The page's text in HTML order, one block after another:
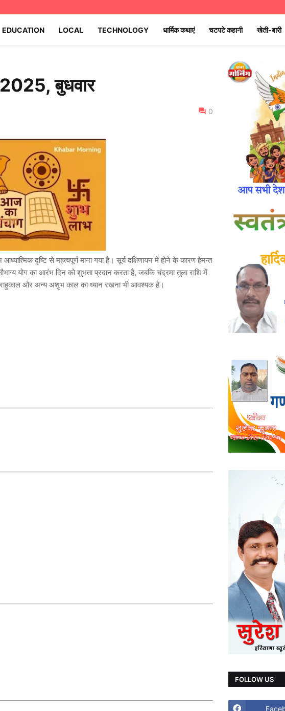
EDUCATION LOCAL TECHNOLOGY धार्मिक कथाएं चटपटे कहानी खेती-बारी
बुधवार
0
दृष्टि से महत्वपूर्ण माना गया है। सूर्य दक्षिणायन में होने के कारण हेमन्त
योग का आरंभ दिन को शुभता प्रदान करता है, जबकि चंद्रमा तुला राशि में
और अन्य अशुभ काल का ध्यान रखना भी आवश्यक है।
FOLLOW US